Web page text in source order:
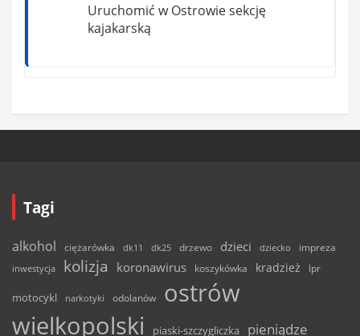
Uruchomić w Ostrowie sekcję
kajakarską
Tagi
alkohol ciężarówka dk11 dk25 drzewo dzieci dziecko
impreza
inwestycja
kolizja koronawirus koszykówka kradzież lpr
motocykl narkotyki odolanów
ostrów
wielkopolski
piaski-szczygliczka pieniądze